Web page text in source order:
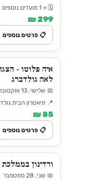
🗓️ + 1 מועדים נוספים
299 ₪
📋 פרטים נוספים
איה פלוטו -
לאה גולדברג
📅 שלישי, 13 אוקטובר ⏰ 17:30
📍 תיאטרון הבית
85 ₪
📋 פרטים נוספים
ורדינון
📅 שני, 28 ספטמבר ⏰ 11:00